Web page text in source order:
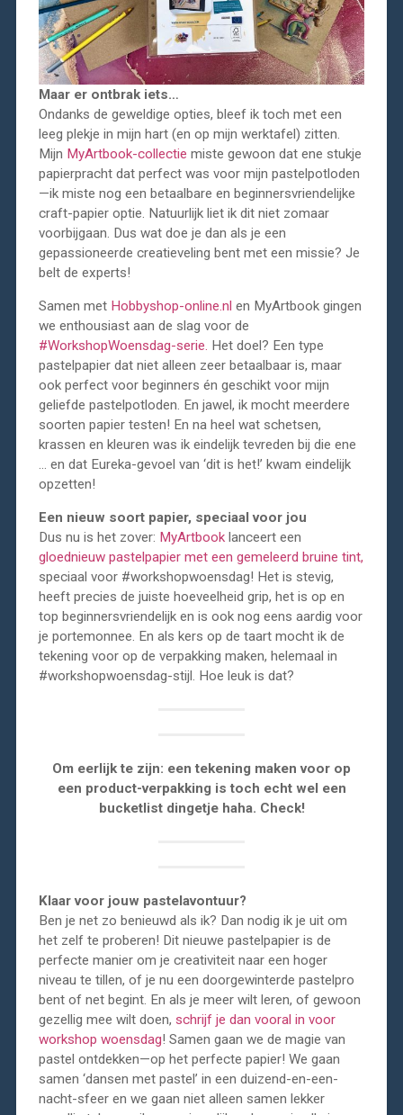
Maar er ontbrak iets…
Ondanks de geweldige opties, bleef ik toch met een
leeg plekje in mijn hart (en op mijn werktafel) zitten.
Mijn MyArtbook-collectie miste gewoon dat ene stukje
papierpracht dat perfect was voor mijn pastelpotloden
—ik miste nog een betaalbare en beginnersvriendelijke
craft-papier optie. Natuurlijk liet ik dit niet zomaar
voorbijgaan. Dus wat doe je dan als je een
gepassioneerde creatieveling bent met een missie? Je
belt de experts!
Samen met Hobbyshop-online.nl en MyArtbook gingen
we enthousiast aan de slag voor de
#WorkshopWoensdag-serie. Het doel? Een type
pastelpapier dat niet alleen zeer betaalbaar is, maar
ook perfect voor beginners én geschikt voor mijn
geliefde pastelpotloden. En jawel, ik mocht meerdere
soorten papier testen! En na heel wat schetsen,
krassen en kleuren was ik eindelijk tevreden bij die ene
… en dat Eureka-gevoel van ‘dit is het!’ kwam eindelijk
opzetten!
Een nieuw soort papier, speciaal voor jou
Dus nu is het zover: MyArtbooklanceert een
gloednieuw pastelpapier met een gemeleerd bruine tint,
speciaal voor #workshopwoensdag! Het is stevig,
heeft precies de juiste hoeveelheid grip, het is op en
top beginnersvriendelijk en is ook nog eens aardig voor
je portemonnee. En als kers op de taart mocht ik de
tekening voor op de verpakking maken, helemaal in
#workshopwoensdag-stijl. Hoe leuk is dat?
Om eerlijk te zijn: een tekening maken voor op
een product-verpakking is toch echt wel een
bucketlist dingetje haha. Check!
Klaar voor jouw pastelavontuur?
Ben je net zo benieuwd als ik? Dan nodig ik je uit om
het zelf te proberen! Dit nieuwe pastelpapier is de
perfecte manier om je creativiteit naar een hoger
niveau te tillen, of je nu een doorgewinterde pastelpro
bent of net begint. En als je meer wilt leren, of gewoon
gezellig mee wilt doen, schrijf je dan vooral in voor
workshop woensdag! Samen gaan we de magie van
pastel ontdekken—op het perfecte papier! We gaan
samen ‘dansen met pastel’ in een duizend-en-een-
nacht-sfeer en we gaan niet alleen samen lekker